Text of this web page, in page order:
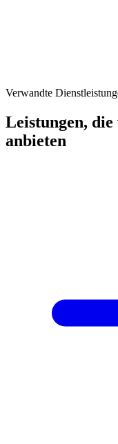
Verwandte
Leistungen,
anbieten